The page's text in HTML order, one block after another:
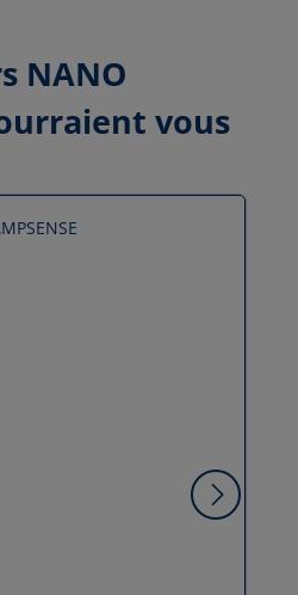
NANO
vous